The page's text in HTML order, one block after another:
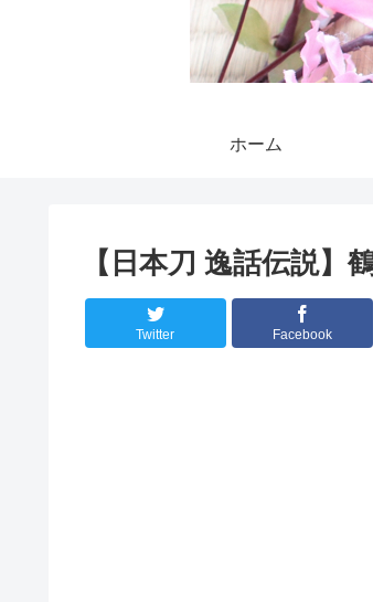
ホーム
【日本刀 逸話伝説】
Twitter Facebook